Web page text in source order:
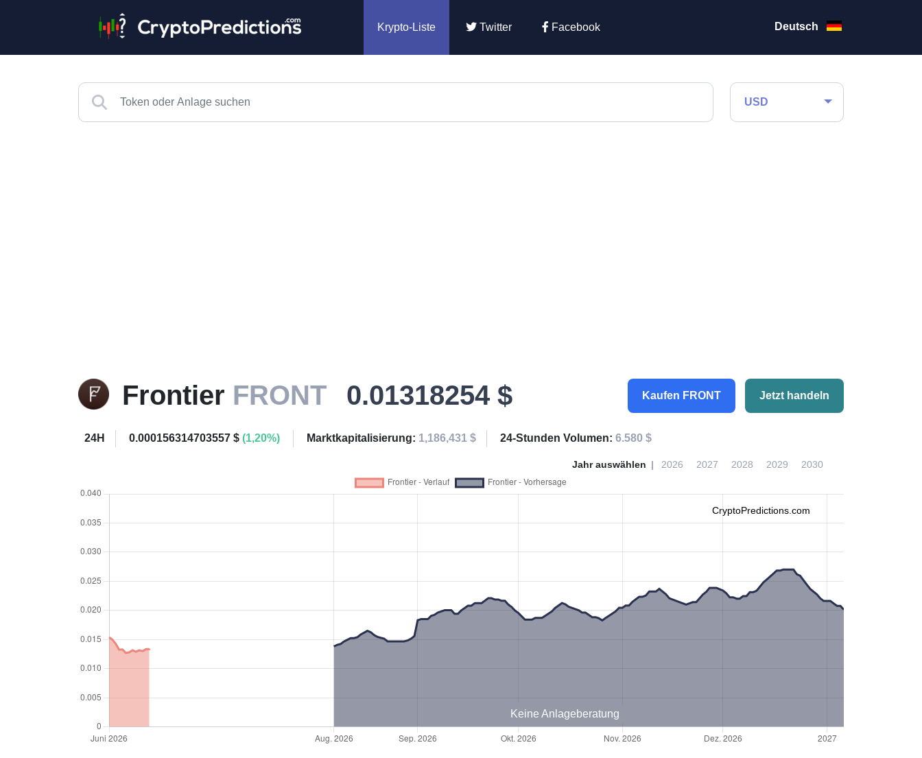
Krypto-Liste Twitter Facebook Deutsch
USD
Frontier FRONT 0.01318254 $ Kaufen FRONT Jetzt handeln
24H 0.000156314703557 $ (1,20%) Marktkapitalisierung: 1,186,431 $ 24-Stunden Volumen: 6.580 $
Jahr auswählen 2026 2027 2028 2029 2030
CryptoPredictions.com
Keine Anlageberatung